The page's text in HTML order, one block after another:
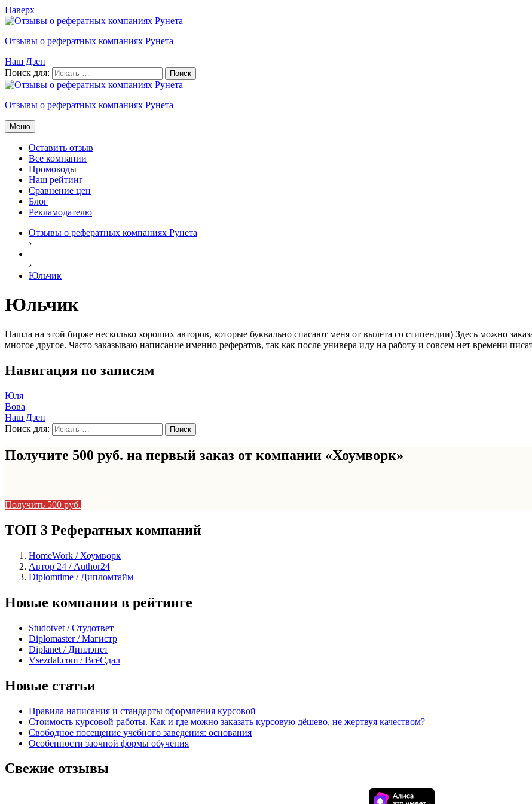
Наверх
Отзывы о рефератных компаниях Рунета
Наш Дзен
Поиск для:
Отзывы о рефератных компаниях Рунета
Меню
Оставить отзыв
Все компании
Промокоды
Наш рейтинг
Сравнение цен
Блог
Рекламодателю
Отзывы о рефератных компаниях Рунета
›
›
Юльчик
Юльчик
Нашла на этой бирже несколько хороших авторов, которые буквально спасают меня от вылета со стипендии) Здесь можно
многое другое. Часто заказываю написание именно рефератов, так как после универа иду на работу и совсем нет времени
Навигация по записям
Юля
Вова
Наш Дзен
Поиск для:
Получите 500 руб. на первый заказ от компании «Хоумворк»
Получить 500 руб.
ТОП 3 Рефератных компаний
HomeWork / Хоумворк
Автор 24 / Author24
Diplomtime / Дипломтайм
Новые компании в рейтинге
Studotvet / Студответ
Diplomaster / Магистр
Diplanet / Диплэнет
Vsezdal.com / ВсёСдал
Новые статьи
Правила написания и стандарты оформления курсовой
Стоимость курсовой работы. Как и где можно заказать курсовую дёшево, не жертвуя качеством?
Свободное посещение учебного заведения: основания
Особенности заочной формы обучения
Свежие отзывы